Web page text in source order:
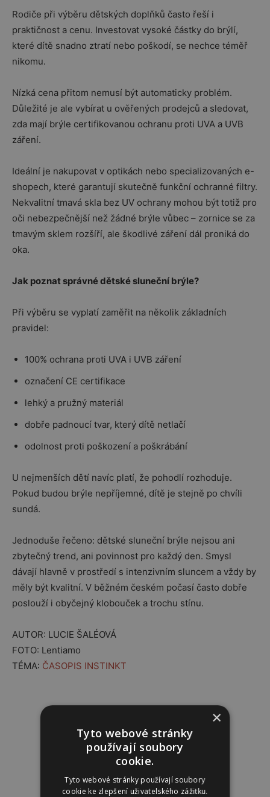
Rodiče při výběru dětských doplňků často řeší i
praktičnost a cenu. Investovat vysoké částky do brýlí,
které dítě snadno ztratí nebo poškodí, se nechce téměř
nikomu.
Nízká cena přitom nemusí být automaticky problém.
Důležité je ale vybírat u ověřených prodejců a sledovat,
zda mají brýle certifikovanou ochranu proti UVA a UVB
záření.
Ideální je nakupovat v optikách nebo specializovaných e-
shopech, které garantují skutečně funkční ochranné filtry.
Nekvalitní tmavá skla bez UV ochrany mohou být totiž pro
oči nebezpečnější než žádné brýle vůbec – zornice se za
tmavým sklem rozšíří, ale škodlivé záření dál proniká do
oka.
Jak poznat správné dětské sluneční brýle?
Při výběru se vyplatí zaměřit na několik základních
pravidel:
100% ochrana proti UVA i UVB záření
označení CE certifikace
lehký a pružný materiál
dobře padnoucí tvar, který dítě netlačí
odolnost proti poškození a poškrábání
U nejmenších dětí navíc platí, že pohodlí rozhoduje.
Pokud budou brýle nepříjemné, dítě je stejně po chvíli
sundá.
Jednoduše řečeno: dětské sluneční brýle nejsou ani
zbytečný trend, ani povinnost pro každý den. Smysl
dávají hlavně v prostředí s intenzivním sluncem a vždy by
měly být kvalitní. V běžném českém počasí často dobře
poslouží i obyčejný klobouček a trochu stínu.
AUTOR: LUCIE ŠALÉOVÁ
FOTO: Lentiamo
TÉMA: ČASOPIS INSTINKT
×
Tyto webové stránky
používají soubory
cookie.
Tyto webové stránky používají soubory
cookie ke zlepšení uživatelského zážitku.